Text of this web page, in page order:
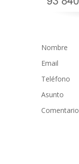
Nombre
Email
Teléfono
Asunto
Comentario